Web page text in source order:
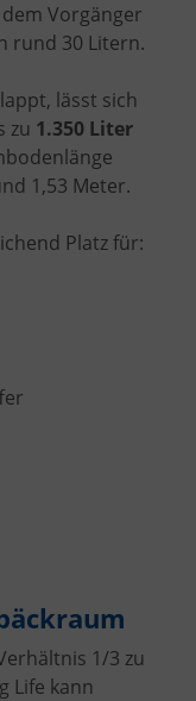
Vorgänger
rund 30 Litern.
lässt sich
zu 1.350 Liter
1,53 Meter.
Platz für:
1/3 zu
Life kann